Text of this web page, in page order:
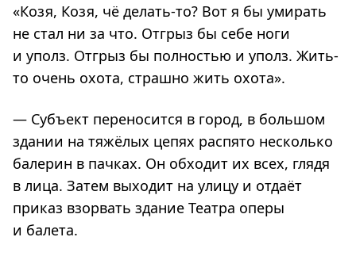
«Козя, Козя, чё делать-то? Вот я бы умирать
не стал ни за что. Отгрыз бы себе ноги
и уполз. Отгрыз бы полностью и уполз. Жить-
то очень охота, страшно жить охота».
— Субъект переносится в город, в большом
здании на тяжёлых цепях распято несколько
балерин в пачках. Он обходит их всех, глядя
в лица. Затем выходит на улицу и отдаёт
приказ взорвать здание Театра оперы
и балета.